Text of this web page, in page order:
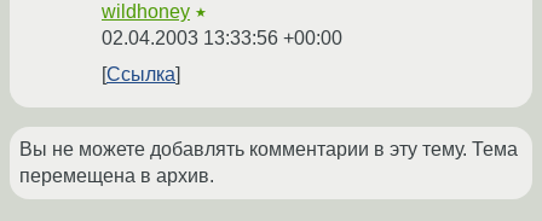
wildhoney ★
02.04.2003 13:33:56 +00:00
Ссылка
Вы не можете добавлять комментарии в эту тему. Тема
перемещена в архив.